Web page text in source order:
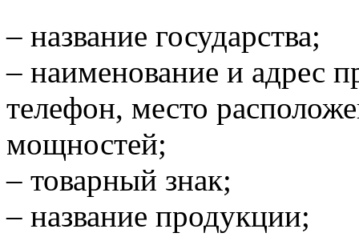
– название государства;
– наименование и адрес
телефон, место
мощностей;
– товарный знак;
– название продукции;